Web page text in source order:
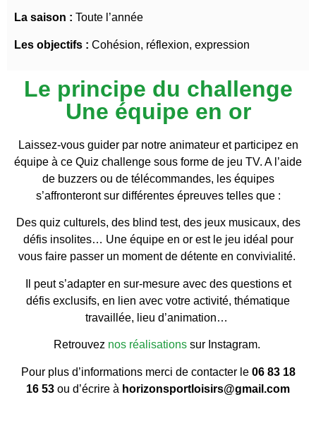
La saison : Toute l’année
Les objectifs : Cohésion, réflexion, expression
Le principe du challenge
Une équipe en or
Laissez-vous guider par notre animateur et participez en
équipe à ce Quiz challenge sous forme de jeu TV. A l’aide
de buzzers ou de télécommandes, les équipes
s’affronteront sur différentes épreuves telles que :
Des quiz culturels, des blind test, des jeux musicaux, des
défis insolites… Une équipe en or est le jeu idéal pour
vous faire passer un moment de détente en convivialité.
Il peut s’adapter en sur-mesure avec des questions et
défis exclusifs, en lien avec votre activité, thématique
travaillée, lieu d’animation…
Retrouvez nos réalisationssur Instagram.
Pour plus d’informations merci de contacter le 06 83 18
16 53 ou d’écrire à horizonsportloisirs@gmail.com